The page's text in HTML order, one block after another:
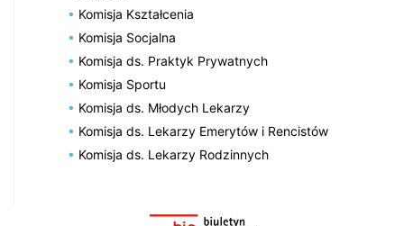
Komisja Kształcenia
Komisja Socjalna
Komisja ds. Praktyk Prywatnych
Komisja Sportu
Komisja ds. Młodych Lekarzy
Komisja ds. Lekarzy Emerytów i Rencistów
Komisja ds. Lekarzy Rodzinnych